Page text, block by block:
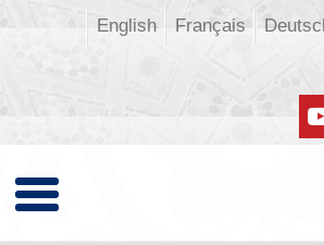
Français
English